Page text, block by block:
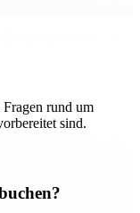
rund um
sind.